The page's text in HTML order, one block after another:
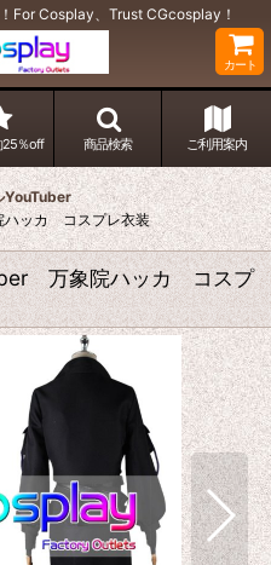
For Cosplay、Trust CGcosplay！
カート
25％off 商品検索 ご利用案内
YouTuber
ッカ コスプレ衣装
万象院ハッカ コスプ